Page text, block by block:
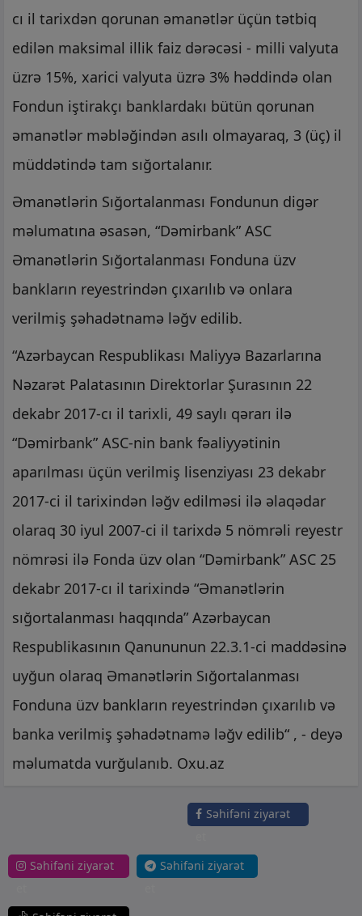
cı il tarixdən qorunan əmanətlər üçün tətbiq
edilən maksimal illik faiz dərəcəsi - milli valyuta
üzrə 15%, xarici valyuta üzrə 3% həddində olan
Fondun iştirakçı banklardakı bütün qorunan
əmanətlər məbləğindən asılı olmayaraq, 3 (üç) il
müddətində tam sığortalanır.
Əmanətlərin Sığortalanması Fondunun digər
məlumatına əsasən, “Dəmirbank” ASC
Əmanətlərin Sığortalanması Fonduna üzv
bankların reyestrindən çıxarılıb və onlara
verilmiş şəhadətnamə ləğv edilib.
“Azərbaycan Respublikası Maliyyə Bazarlarına
Nəzarət Palatasının Direktorlar Şurasının 22
dekabr 2017-cı il tarixli, 49 saylı qərarı ilə
“Dəmirbank” ASC-nin bank fəaliyyətinin
aparılması üçün verilmiş lisenziyası 23 dekabr
2017-ci il tarixindən ləğv edilməsi ilə əlaqədar
olaraq 30 iyul 2007-ci il tarixdə 5 nömrəli reyestr
nömrəsi ilə Fonda üzv olan “Dəmirbank” ASC 25
dekabr 2017-cı il tarixində “Əmanətlərin
sığortalanması haqqında” Azərbaycan
Respublikasının Qanununun 22.3.1-ci maddəsinə
uyğun olaraq Əmanətlərin Sığortalanması
Fonduna üzv bankların reyestrindən çıxarılıb və
banka verilmiş şəhadətnamə ləğv edilib“ , - deyə
məlumatda vurğulanıb. Oxu.az
Səhifəni ziyarət
Səhifəni ziyarət
Səhifəni ziyarət